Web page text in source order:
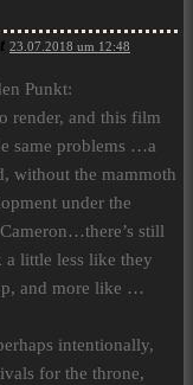
23.07.2018 um 12:48
Punkt:
render, and this film
same problems …a
without the mammoth
under the
still
a little less like they
and more like …
intentionally,
for the throne,